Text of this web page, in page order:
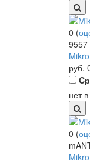
0 (
9557
руб.
нет
0 (